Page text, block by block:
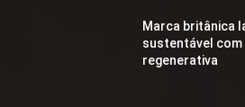
Marca britânica
sustentável
regenerativa